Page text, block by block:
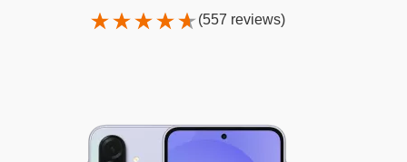
(557 reviews)